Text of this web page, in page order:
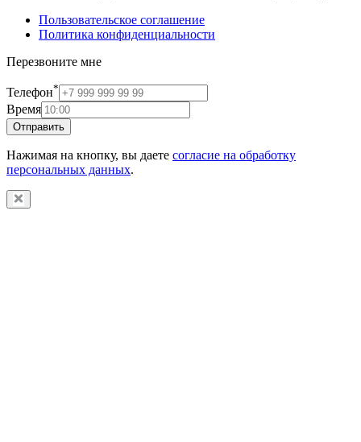
Пользовательское соглашение
Политика конфиденциальности
Перезвоните мне
Телефон*
Время
Отправить
Нажимая на кнопку, вы даете согласие на обработку
персональных данных.